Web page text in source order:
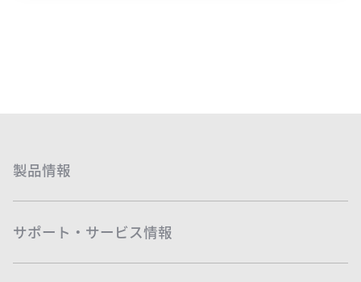
製品情報
サポート・サービス情報